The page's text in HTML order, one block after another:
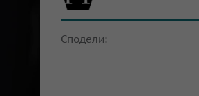
Сподели: